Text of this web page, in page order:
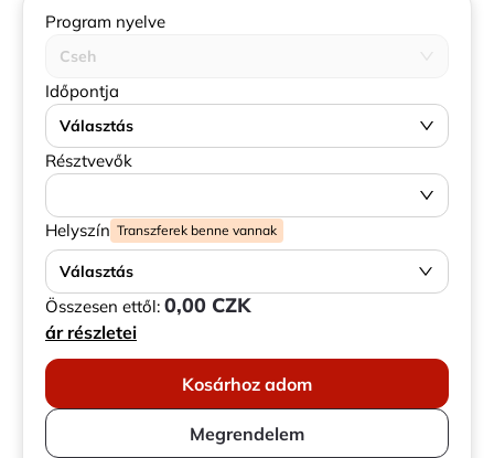
Program nyelve
Cseh
Időpontja
Választás
Résztvevők
Helyszín Transzferek benne vannak
Választás
Összesen ettől: 0,00 CZK
ár részletei
Kosárhoz adom
Megrendelem